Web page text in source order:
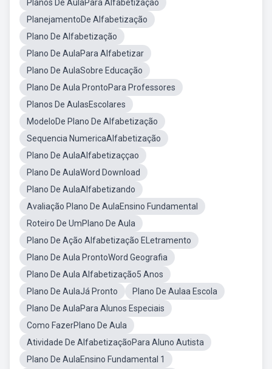
Planos De AulaPara Alfabetização
PlanejamentoDe Alfabetização
Plano De Alfabetização
Plano De AulaPara Alfabetizar
Plano De AulaSobre Educação
Plano De Aula ProntoPara Professores
Planos De AulasEscolares
ModeloDe Plano De Alfabetização
Sequencia NumericaAlfabetização
Plano De AulaAlfabetizaççao
Plano De AulaWord Download
Plano De AulaAlfabetizando
Avaliação Plano De AulaEnsino Fundamental
Roteiro De UmPlano De Aula
Plano De Ação Alfabetização ELetramento
Plano De Aula ProntoWord Geografia
Plano De Aula Alfabetização5 Anos
Plano De AulaJá Pronto
Plano De Aulaa Escola
Plano De AulaPara Alunos Especiais
Como FazerPlano De Aula
Atividade De AlfabetizaçãoPara Aluno Autista
Plano De AulaEnsino Fundamental 1